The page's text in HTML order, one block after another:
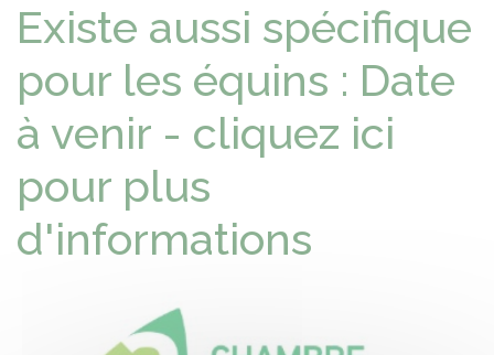
Existe aussi spécifique
pour les équins : Date
à venir - cliquez ici
pour plus
d'informations